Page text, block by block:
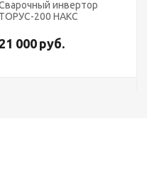
инвертор
ТОРУС-200 НАКС
21 000 руб.